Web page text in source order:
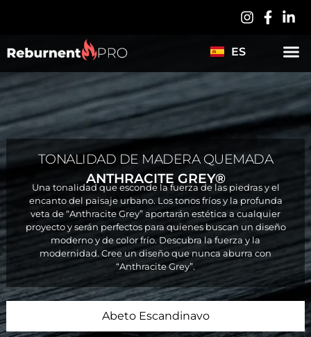
ES
DE
TONALIDAD DE MADERA QUEMADA
ANTHRACITE GREY®
Una tonalidad que esconde la fuerza de las piedras y el
encanto del paisaje urbano. Los tonos fríos y la profunda
veta de “Anthracite Grey” aportarán estética a cualquier
proyecto y serán perfectos para quienes buscan un diseño
moderno y de color frío. Descubra la fuerza y la
modernidad. Cree un diseño que nunca aburra con
“Anthracite Grey”.
Abeto Escandinavo